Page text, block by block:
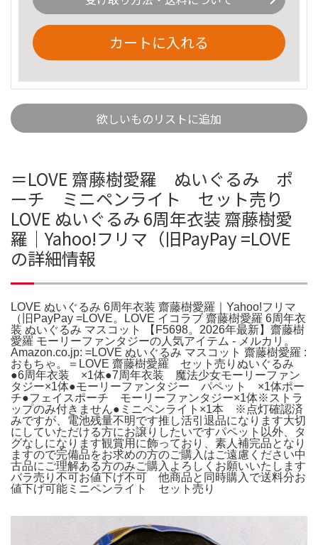
カートに入れる
欲しいものリストに追加
＝LOVE 齋藤樹愛羅 ぬいぐるみ ポ
ーチ ミニペンライト セット売り
LOVE ぬいぐるみ 6周年衣装 齋藤樹愛
羅｜Yahoo!フリマ（旧PayPay =LOVE
の詳細情報
LOVE ぬいぐるみ 6周年衣装 齋藤樹愛羅｜Yahoo!フリマ
（旧PayPay =LOVE。LOVE イコラブ 齋藤樹愛羅 6周年衣
装 ぬいぐるみ マスコット 【F5698。2026年最新】齋藤樹
愛羅 モーリーファンタジーの人気アイテム - メルカリ。
Amazon.co.jp: =LOVE ぬいぐるみ マスコット 齋藤樹愛羅 :
おもちゃ。＝LOVE 齋藤樹愛羅 セット売りぬいぐるみ
●6周年衣装 ×1体●7周年衣装 魔法少女モーリーファン
タジー×1体●モーリーファンタジー パペット ×1体ポー
チ●フェイスポーチ モーリーファンタジー×1体※ストラ
ップのみ付きません●ミニペンライト×1本 ※点灯確認済
みですが、電池残量不明です推し活引退品になります大切
にしていただける方にお譲りしたいですパペット以外、タ
グなしになります観賞用に飾っており、素人補完品となり
ますので完備品をお求めの方のご購入はご遠慮ください中
古品にご理解ある方のみご購入よろしくお願いいたします
バラ売り不可お値下げ不可 他商品と同時購入で送料分お
値下げ可能ミニペンライト セット売り